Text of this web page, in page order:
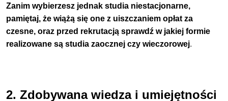
Zanim wybierzesz jednak studia niestacjonarne,
pamiętaj, że wiążą się one z uiszczaniem opłat za
czesne, oraz przed rekrutacją sprawdź w jakiej formie
realizowane są studia zaocznej czy wieczorowej.
2. Zdobywana wiedza i umiejętności